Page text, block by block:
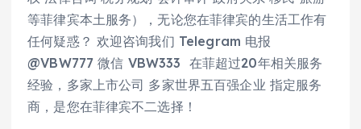
等菲律宾本土服务），无论您在菲律宾的生活工作有
任何疑惑？ 欢迎咨询我们 Telegram 电报
@VBW777 微信 VBW333 在菲超过20年相关服务
经验，多家上市公司 多家世界五百强企业 指定服务
商，是您在菲律宾不二选择！